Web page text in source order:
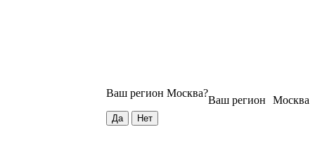
Москва
Ваш регион
Ваш регион Москва?